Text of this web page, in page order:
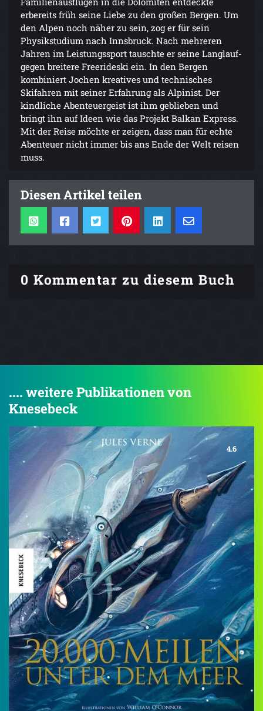
erbereits früh seine Liebe zu den großen Bergen. Um
den Alpen noch näher zu sein, zog er für sein
Physikstudium nach Innsbruck. Nach mehreren
Jahren im Leistungssport tauschte er seine Langlauf-
gegen breitere Freerideski ein. In den Bergen
kombiniert Jochen kreatives und technisches
Skifahren mit seiner Erfahrung als Alpinist. Der
kindliche Abenteuergeist ist ihm geblieben und
bringt ihn auf Ideen wie das Projekt Balkan Express.
Mit der Reise möchte er zeigen, dass man für echte
Abenteuer nicht immer bis ans Ende der Welt reisen
muss.
Diesen Artikel teilen
0 Kommentar zu diesem Buch
.... weitere Publikationen von
Knesebeck
4.6